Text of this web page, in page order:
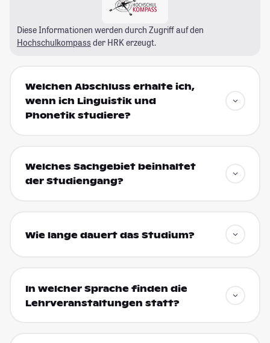
Diese Informationen werden durch Zugriff auf den
Hochschulkompass der HRK erzeugt.
Welchen Abschluss erhalte ich,
wenn ich Linguistik und
Phonetik studiere?
Welches Sachgebiet beinhaltet
der Studiengang?
Wie lange dauert das Studium?
In welcher Sprache finden die
Lehrveranstaltungen statt?